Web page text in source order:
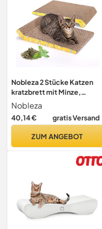
Nobleza 2 Stücke Katzen
kratzbrett mit Minze,
Wellpappe Kratzmatten,
Recycelbar Qualitäts-
Pappe Kratzpad,Kratzpads
25cm
Nobleza
40,14 € gratis Versand
ZUM ANGEBOT